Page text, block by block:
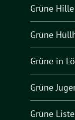
Grüne Hille
Grüne
Grüne in
Grüne
Grüne